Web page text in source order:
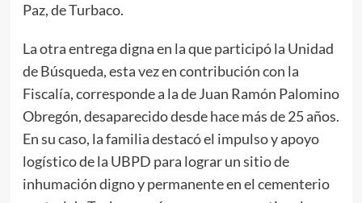
Paz, de Turbaco.
La otra entrega digna en la que participó la Unidad
de Búsqueda, esta vez en contribución con la
Fiscalía, corresponde a la de Juan Ramón Palomino
Obregón, desaparecido desde hace más de 25 años.
En su caso, la familia destacó el impulso y apoyo
logístico de la UBPD para lograr un sitio de
inhumación digno y permanente en el cementerio